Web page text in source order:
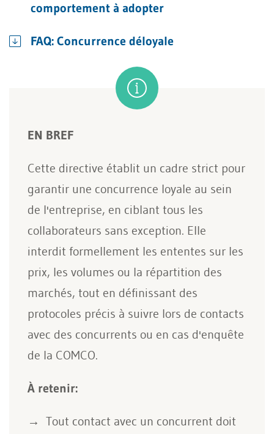
comportement à adopter
FAQ: Concurrence déloyale
EN BREF
Cette directive établit un cadre strict pour
garantir une concurrence loyale au sein
de l'entreprise, en ciblant tous les
collaborateurs sans exception. Elle
interdit formellement les ententes sur les
prix, les volumes ou la répartition des
marchés, tout en définissant des
protocoles précis à suivre lors de contacts
avec des concurrents ou en cas d'enquête
de la COMCO.
À retenir:
Tout contact avec un concurrent doit